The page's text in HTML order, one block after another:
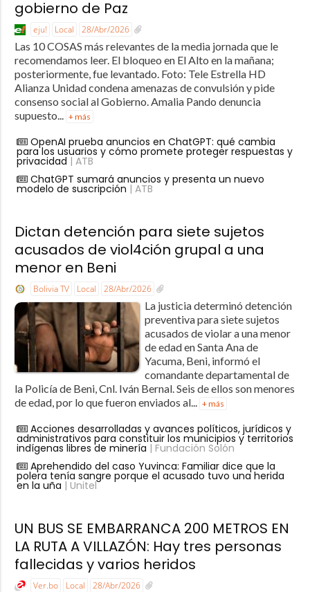
gobierno de Paz
eju! Local 28/Abr/2026
Las 10 COSAS más relevantes de la media jornada que le
recomendamos leer. El bloqueo en El Alto en la mañana;
posteriormente, fue levantado. Foto: Tele Estrella HD
Alianza Unidad condena amenazas de convulsión y pide
consenso social al Gobierno. Amalia Pando denuncia
supuesto... + más
OpenAI prueba anuncios en ChatGPT: qué cambia
para los usuarios y cómo promete proteger respuestas y
privacidad | ATB
ChatGPT sumará anuncios y presenta un nuevo
modelo de suscripción | ATB
Dictan detención para siete sujetos
acusados de viol4ción grupal a una
menor en Beni
Bolivia TV Local 28/Abr/2026
La justicia determinó detención
preventiva para siete sujetos
acusados de violar a una menor
de edad en Santa Ana de
Yacuma, Beni, informó el
comandante departamental de
la Policía de Beni, Cnl. Iván Bernal. Seis de ellos son menores
de edad, por lo que fueron enviados al...
+ más
Acciones desarrolladas y avances políticos, jurídicos y
administrativos para constituir los municipios y territorios
indígenas libres de minería | Fundación Solón
Aprehendido del caso Yuvinca: Familiar dice que la
polera tenía sangre porque el acusado tuvo una herida
en la uña | Unitel
UN BUS SE EMBARRANCA 200 METROS EN
LA RUTA A VILLAZÓN: Hay tres personas
fallecidas y varios heridos
Ver.bo Local 28/Abr/2026